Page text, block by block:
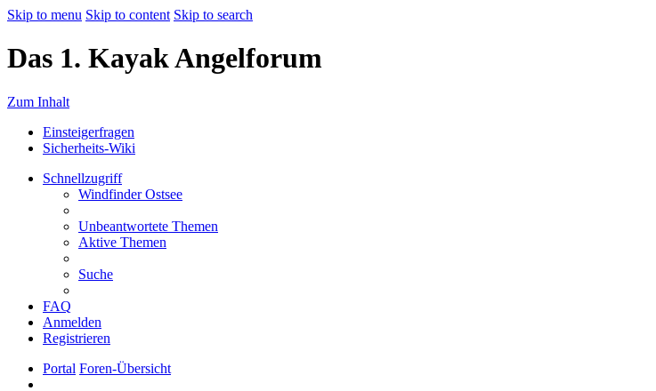
Skip to menu Skip to content Skip to search
Das 1. Kayak Angelforum
Zum Inhalt
Einsteigerfragen
Sicherheits-Wiki
Schnellzugriff
Windfinder Ostsee
Unbeantwortete Themen
Aktive Themen
Suche
FAQ
Anmelden
Registrieren
Portal Foren-Übersicht